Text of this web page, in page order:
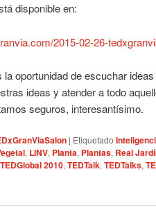
disponible en:
2015-02-26-
la oportunidad de escuchar
ideas y atender a todo
seguros, interesantísimo.
| Etiquetado
, LINV, Planta, Plantas, Real
TEDGlobal 2010,TEDTalk,TEDTalks,